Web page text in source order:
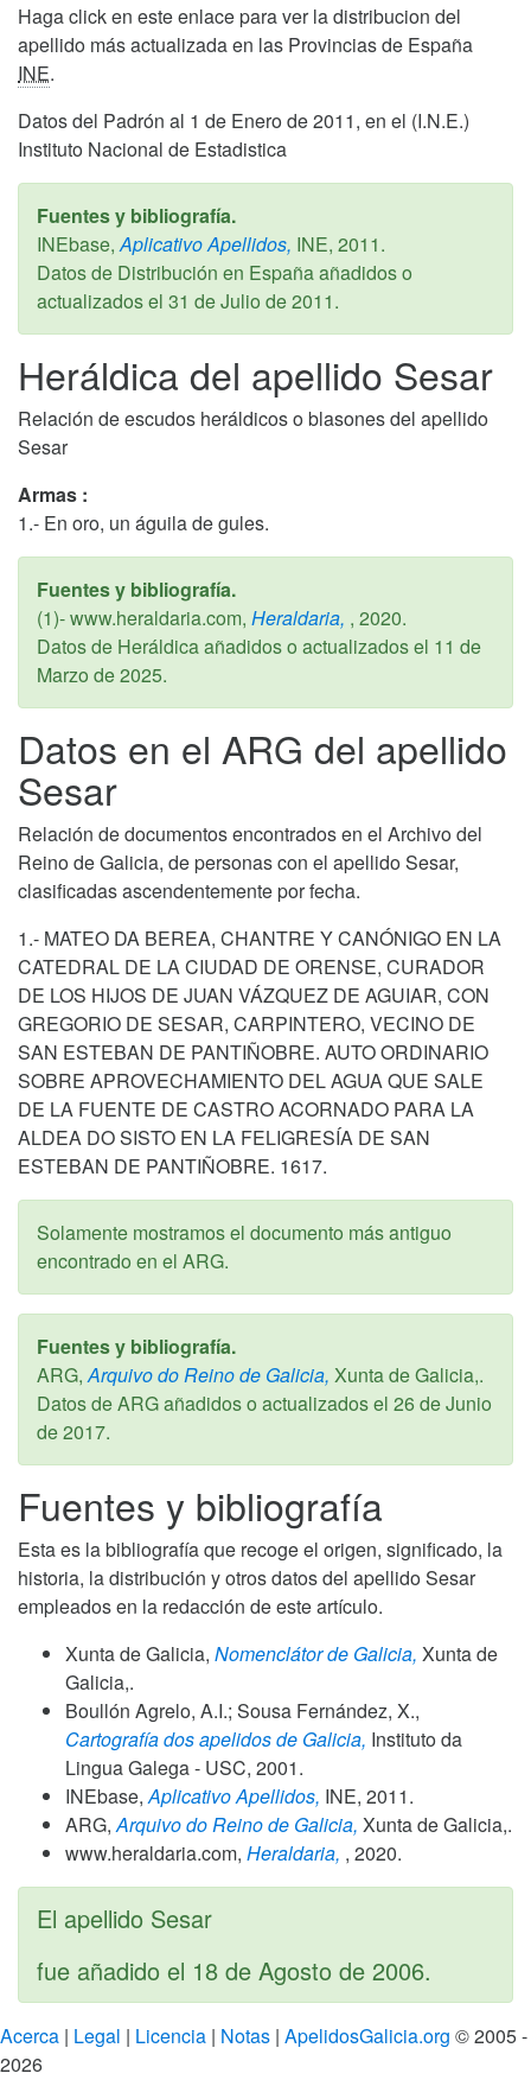
Haga click en este enlace para ver la distribucion del
apellido más actualizada en las Provincias de España
INE.
Datos del Padrón al 1 de Enero de 2011, en el (I.N.E.)
Instituto Nacional de Estadistica
Fuentes y bibliografía.
INEbase, Aplicativo Apellidos, INE, 2011.
Datos de Distribución en España añadidos o
actualizados el 31 de Julio de 2011.
Heráldica del apellido Sesar
Relación de escudos heráldicos o blasones del apellido
Sesar
Armas :
1.- En oro, un águila de gules.
Fuentes y bibliografía.
(1)- www.heraldaria.com, Heraldaria, , 2020.
Datos de Heráldica añadidos o actualizados el 11 de
Marzo de 2025.
Datos en el ARG del apellido
Sesar
Relación de documentos encontrados en el Archivo del
Reino de Galicia, de personas con el apellido Sesar,
clasificadas ascendentemente por fecha.
1.- MATEO DA BEREA, CHANTRE Y CANÓNIGO EN LA
CATEDRAL DE LA CIUDAD DE ORENSE, CURADOR
DE LOS HIJOS DE JUAN VÁZQUEZ DE AGUIAR, CON
GREGORIO DE SESAR, CARPINTERO, VECINO DE
SAN ESTEBAN DE PANTIÑOBRE. AUTO ORDINARIO
SOBRE APROVECHAMIENTO DEL AGUA QUE SALE
DE LA FUENTE DE CASTRO ACORNADO PARA LA
ALDEA DO SISTO EN LA FELIGRESÍA DE SAN
ESTEBAN DE PANTIÑOBRE. 1617.
Solamente mostramos el documento más antiguo
encontrado en el ARG.
Fuentes y bibliografía.
ARG, Arquivo do Reino de Galicia, Xunta de Galicia,.
Datos de ARG añadidos o actualizados el 26 de Junio
de 2017.
Fuentes y bibliografía
Esta es la bibliografía que recoge el origen, significado, la
historia, la distribución y otros datos del apellido Sesar
empleados en la redacción de este artículo.
Xunta de Galicia, Nomenclátor de Galicia, Xunta de
Galicia,.
Boullón Agrelo, A.I.; Sousa Fernández, X.,
Cartografía dos apelidos de Galicia, Instituto da
Lingua Galega - USC, 2001.
INEbase, Aplicativo Apellidos, INE, 2011.
ARG, Arquivo do Reino de Galicia, Xunta de Galicia,.
www.heraldaria.com, Heraldaria, , 2020.
El apellido Sesar
fue añadido el 18 de Agosto de 2006.
Acerca | Legal | Licencia | Notas | ApelidosGalicia.org © 2005 -
2026